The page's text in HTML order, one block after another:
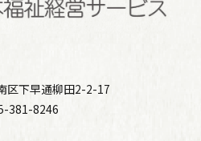
区下早通柳田2-2-17
381-8246